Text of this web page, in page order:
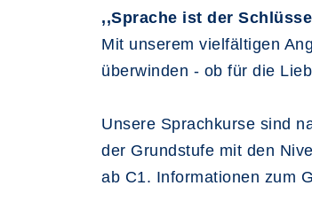
,,Sprache ist der
Mit unserem vielfältigen
überwinden - ob für die
Unsere Sprachkurse sind
der Grundstufe mit den
ab C1. Informationen zum